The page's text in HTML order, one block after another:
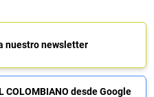
nuestro newsletter
COLOMBIANO desde Google